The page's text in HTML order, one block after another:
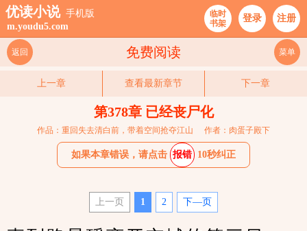
优读小说 手机版
m.youdu5.com
临时
书架
登录 注册
免费阅读
返回 菜单
上一章 查看最新章节 下一章
第378章 已经丧尸化
作品：重回失去清白前，带着空间抢夺江山 作者：肉蛋子殿下
如果本章错误，请点击 报错 10秒纠正
上一页 1 2 下—页